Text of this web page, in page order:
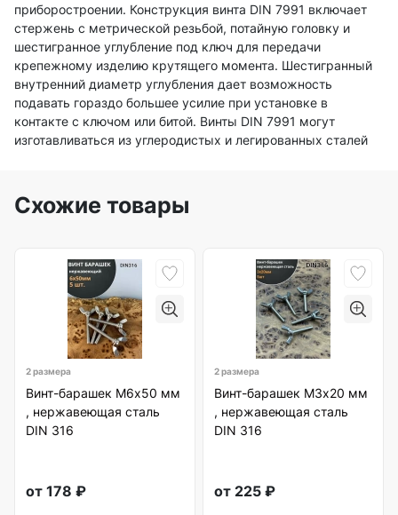
приборостроении. Конструкция винта DIN 7991 включает
стержень с метрической резьбой, потайную головку и
шестигранное углубление под ключ для передачи
крепежному изделию крутящего момента. Шестигранный
внутренний диаметр углубления дает возможность
подавать гораздо большее усилие при установке в
контакте с ключом или битой. Винты DIN 7991 могут
изготавливаться из углеродистых и легированных сталей
Схожие товары
2 размера
Винт-барашек М6х50 мм
, нержавеющая сталь
DIN 316
от 178 ₽
2 размера
Винт-барашек М3х20 мм
, нержавеющая сталь
DIN 316
от 225 ₽